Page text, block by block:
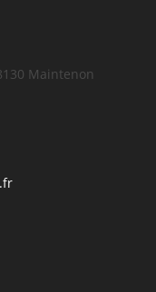
Maintenon
S’ouvre